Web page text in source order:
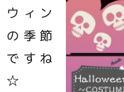
ウィン
の季節
ですね
☆